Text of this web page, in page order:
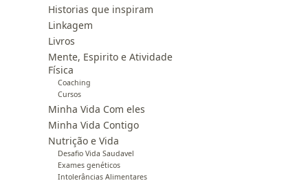
Historias que inspiram
Linkagem
Livros
Mente, Espirito e Atividade
Física
Coaching
Cursos
Minha Vida Com eles
Minha Vida Contigo
Nutrição e Vida
Desafio Vida Saudavel
Exames genéticos
Intolerâncias Alimentares